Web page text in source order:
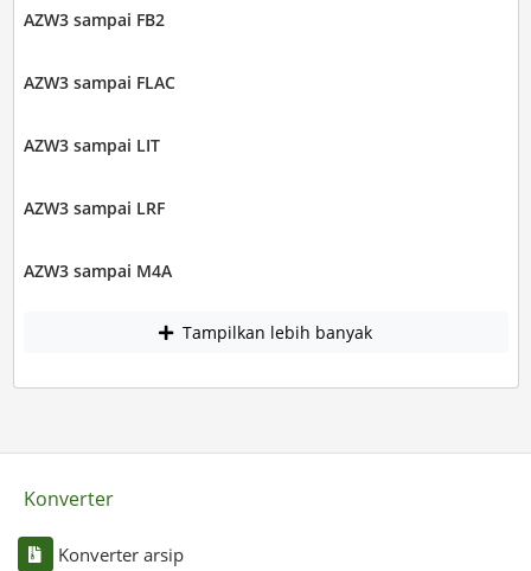
AZW3 sampai FB2
AZW3 sampai FLAC
AZW3 sampai LIT
AZW3 sampai LRF
AZW3 sampai M4A
Tampilkan lebih banyak
Konverter
Konverter arsip